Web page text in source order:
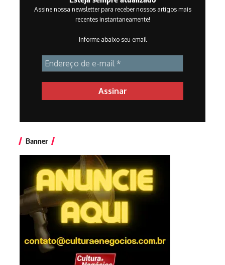
Assine nossa newsletter para receber nossos artigos mais
recentes instantaneamente!
Informe abaixo seu email
Banner